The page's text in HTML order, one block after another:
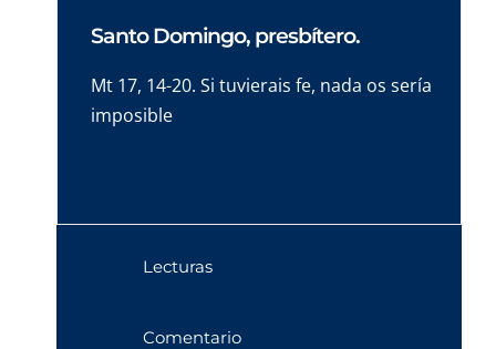
Santo Domingo, presbítero.
Mt 17, 14-20. Si tuvierais fe, nada os sería
imposible
Lecturas
Comentario